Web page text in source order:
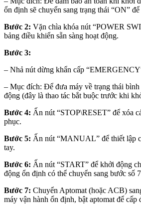
ổn định sẽ chuyển sang trạng thái “ON”
Bước 2: Vặn chìa khóa nút “POWER
bảng điều khiển sẵn sàng hoạt động.
Bước 3:
– Nhả nút dừng khẩn cấp
– Mục đích: Để đưa máy về trạng thái bình
động (đây là thao tác bắt buộc trước khi
Bước 4: Ấn nút “STOP\RESET” để xóa
phục.
Bước 5: Ấn nút “MANUAL” để thiết lập
tay.
Bước 6: Ấn nút “START” để khởi động
động ổn định có thể chuyển sang bước số
Bước 7: Chuyển Aptomat (hoặc ACB)
máy vận hành ổn định, bật aptomat để cấp